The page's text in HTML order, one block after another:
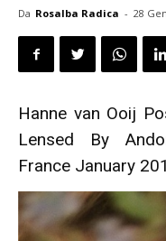
Da Rosalba Radica - 28
Hanne van Ooij
Lensed By
France January